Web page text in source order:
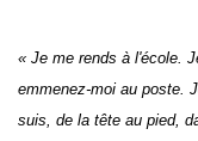
« Je me rends à l'école.
emmenez-moi au poste.
suis, de la tête au pied,